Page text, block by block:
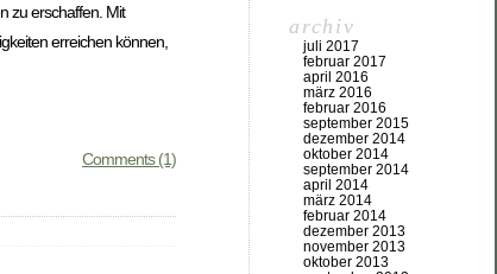
zu erschaffen. Mit
erreichen können,
Comments (1)
archiv
juli 2017
februar 2017
april 2016
märz 2016
februar 2016
september 2015
dezember 2014
oktober 2014
september 2014
april 2014
märz 2014
februar 2014
dezember 2013
november 2013
oktober 2013